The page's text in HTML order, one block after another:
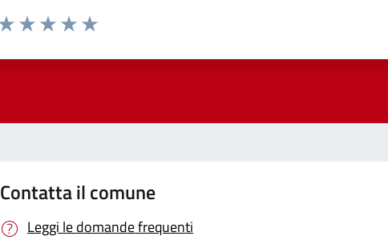
Contatta il comune
Leggi le domande frequenti